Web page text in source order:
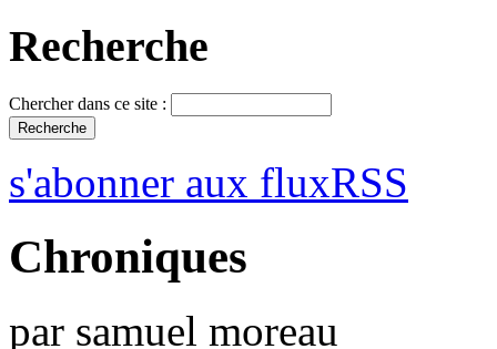
Recherche
Chercher dans ce site :
s'abonner aux fluxRSS
Chroniques
par samuel moreau